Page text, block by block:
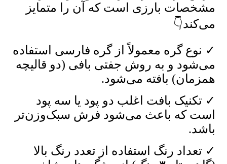
مشخصات بارزی است که آن را متمایز
می‌کند👇
✓ نوع گره معمولاً از گره فارسی استفاده
می‌شود و به روش جفتی بافی (دو قالیچه
همزمان) بافته می‌شود.
✓ تکنیک بافت اغلب دو پود یا سه پود
است که باعث می‌شود فرش سبک‌وزن‌تر
باشد.
✓ تعداد رنگ استفاده از تعدد رنگ بالا